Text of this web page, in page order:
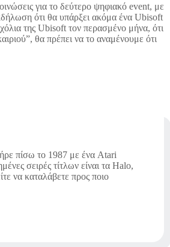
για το δεύτερο ψηφιακό event, με
ότι θα υπάρξει ακόμα ένα Ubisoft
της Ubisoft τον περασμένο μήνα, ότι
θα πρέπει να το αναμένουμε ότι
πίσω το 1987 με ένα Atari
σειρές τίτλων είναι τα Halo,
να καταλάβετε προς ποιο